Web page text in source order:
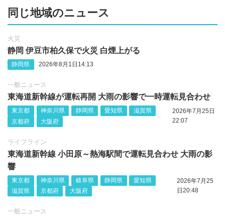
同じ地域のニュース
火災
静岡 伊豆市柏久保で火災 白煙上がる
静岡県 2026年8月1日14:13
一般ニュース
東海道新幹線が運転再開 大雨の影響で一時運転見合わせ
東京都 神奈川県 静岡県 愛知県
滋賀県
京都府
大阪府
2026年7月25日
22:07
ライフライン
東海道新幹線 小田原～熱海駅間で運転見合わせ 大雨の影
響
東京都 神奈川県 岐阜県 静岡県
愛知県
滋賀県
京都府 大阪府
2026年7月25
日20:48
一般ニュース